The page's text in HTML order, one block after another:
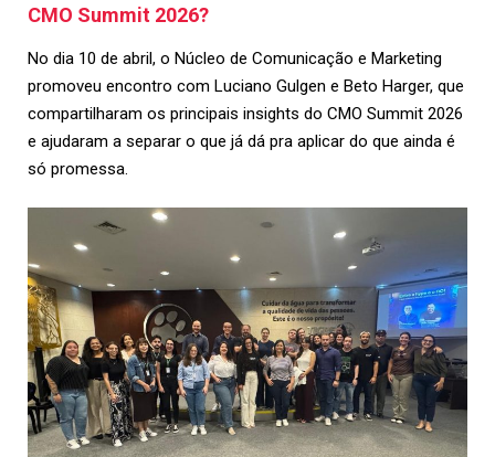
CMO Summit 2026?
No dia 10 de abril, o Núcleo de Comunicação e Marketing
promoveu encontro com Luciano Gulgen e Beto Harger, que
compartilharam os principais insights do CMO Summit 2026
e ajudaram a separar o que já dá pra aplicar do que ainda é
só promessa.